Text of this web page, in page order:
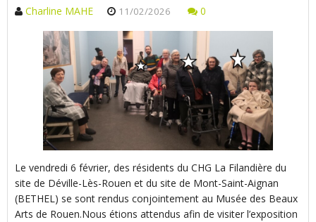
Charline MAHE 11/02/2026 0
Le vendredi 6 février, des résidents du CHG La Filandière du
site de Déville-Lès-Rouen et du site de Mont-Saint-Aignan
(BETHEL) se sont rendus conjointement au Musée des Beaux
Arts de Rouen.Nous étions attendus afin de visiter l’exposition